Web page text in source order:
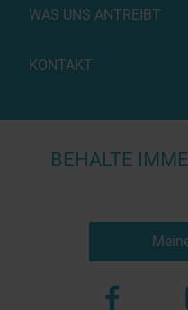
WAS UNS ANTREIBT
KONTAKT
BEHALTE